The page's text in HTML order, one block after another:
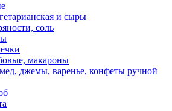
и сыры
соль
макароны
джемы, варенье, конфеты ручной